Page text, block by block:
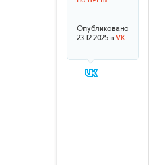
Опубликовано
23.12.2025 в VK